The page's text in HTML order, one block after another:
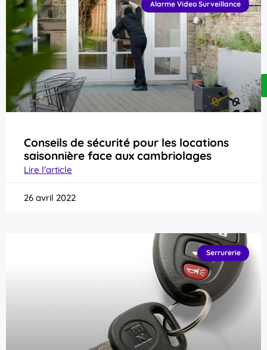
Alarme Video Surveillance
Conseils de sécurité pour les locations
saisonnière face aux cambriolages
Lire l'article
26 avril 2022
Serrurerie